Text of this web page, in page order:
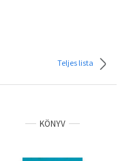
Teljes lista
KÖNYV